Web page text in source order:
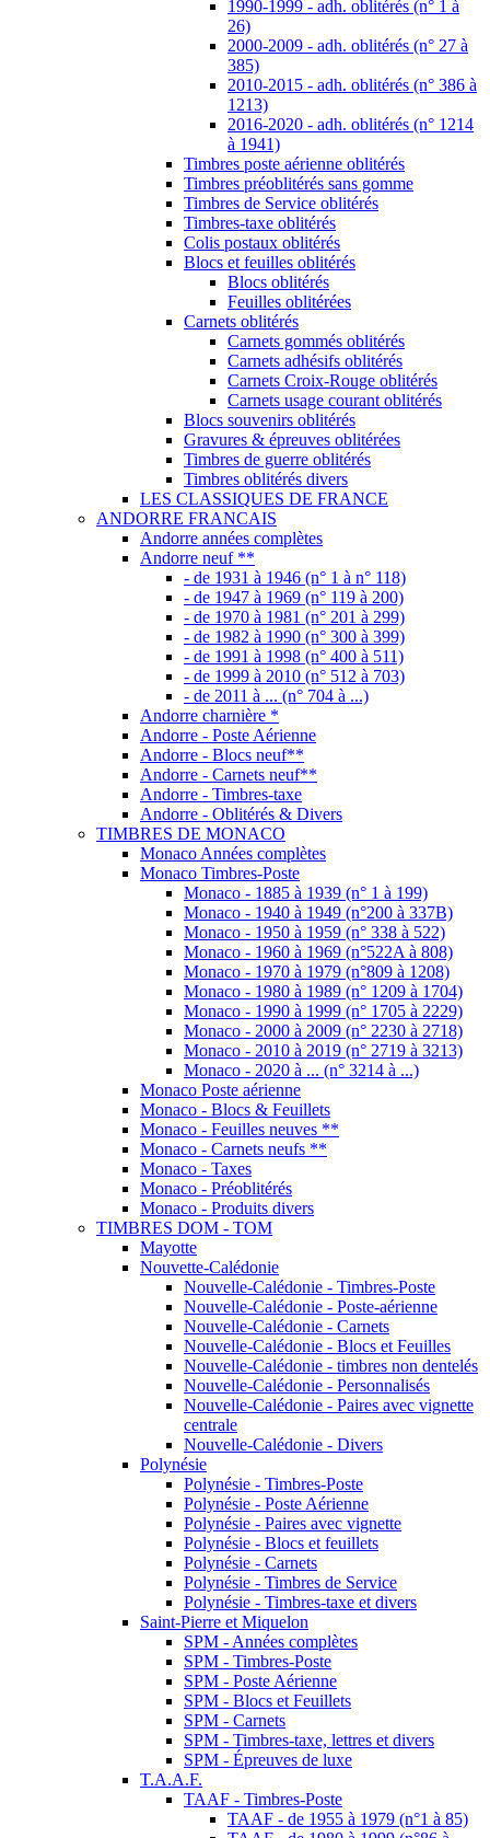
1990-1999 - adh. oblitérés (n° 1 à
26)
2000-2009 - adh. oblitérés (n° 27 à
385)
2010-2015 - adh. oblitérés (n° 386 à
1213)
2016-2020 - adh. oblitérés (n° 1214
à 1941)
Timbres poste aérienne oblitérés
Timbres préoblitérés sans gomme
Timbres de Service oblitérés
Timbres-taxe oblitérés
Colis postaux oblitérés
Blocs et feuilles oblitérés
Blocs oblitérés
Feuilles oblitérées
Carnets oblitérés
Carnets gommés oblitérés
Carnets adhésifs oblitérés
Carnets Croix-Rouge oblitérés
Carnets usage courant oblitérés
Blocs souvenirs oblitérés
Gravures & épreuves oblitérées
Timbres de guerre oblitérés
Timbres oblitérés divers
LES CLASSIQUES DE FRANCE
ANDORRE FRANCAIS
Andorre années complètes
Andorre neuf **
- de 1931 à 1946 (n° 1 à n° 118)
- de 1947 à 1969 (n° 119 à 200)
- de 1970 à 1981 (n° 201 à 299)
- de 1982 à 1990 (n° 300 à 399)
- de 1991 à 1998 (n° 400 à 511)
- de 1999 à 2010 (n° 512 à 703)
- de 2011 à ... (n° 704 à ...)
Andorre charnière *
Andorre - Poste Aérienne
Andorre - Blocs neuf**
Andorre - Carnets neuf**
Andorre - Timbres-taxe
Andorre - Oblitérés & Divers
TIMBRES DE MONACO
Monaco Années complètes
Monaco Timbres-Poste
Monaco - 1885 à 1939 (n° 1 à 199)
Monaco - 1940 à 1949 (n°200 à 337B)
Monaco - 1950 à 1959 (n° 338 à 522)
Monaco - 1960 à 1969 (n°522A à 808)
Monaco - 1970 à 1979 (n°809 à 1208)
Monaco - 1980 à 1989 (n° 1209 à 1704)
Monaco - 1990 à 1999 (n° 1705 à 2229)
Monaco - 2000 à 2009 (n° 2230 à 2718)
Monaco - 2010 à 2019 (n° 2719 à 3213)
Monaco - 2020 à ... (n° 3214 à ...)
Monaco Poste aérienne
Monaco - Blocs & Feuillets
Monaco - Feuilles neuves **
Monaco - Carnets neufs **
Monaco - Taxes
Monaco - Préoblitérés
Monaco - Produits divers
TIMBRES DOM - TOM
Mayotte
Nouvette-Calédonie
Nouvelle-Calédonie - Timbres-Poste
Nouvelle-Calédonie - Poste-aérienne
Nouvelle-Calédonie - Carnets
Nouvelle-Calédonie - Blocs et Feuilles
Nouvelle-Calédonie - timbres non dentelés
Nouvelle-Calédonie - Personnalisés
Nouvelle-Calédonie - Paires avec vignette
centrale
Nouvelle-Calédonie - Divers
Polynésie
Polynésie - Timbres-Poste
Polynésie - Poste Aérienne
Polynésie - Paires avec vignette
Polynésie - Blocs et feuillets
Polynésie - Carnets
Polynésie - Timbres de Service
Polynésie - Timbres-taxe et divers
Saint-Pierre et Miquelon
SPM - Années complètes
SPM - Timbres-Poste
SPM - Poste Aérienne
SPM - Blocs et Feuillets
SPM - Carnets
SPM - Timbres-taxe, lettres et divers
SPM - Épreuves de luxe
T.A.A.F.
TAAF - Timbres-Poste
TAAF - de 1955 à 1979 (n°1 à 85)